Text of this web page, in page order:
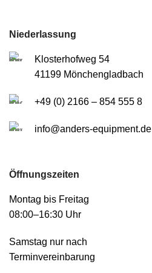
Niederlassung
Klosterhofweg 54
41199 Mönchengladbach
+49 (0) 2166 – 854 555 8
info@anders-equipment.de
Öffnungszeiten
Montag bis Freitag
08:00–16:30 Uhr
Samstag nur nach
Terminvereinbarung